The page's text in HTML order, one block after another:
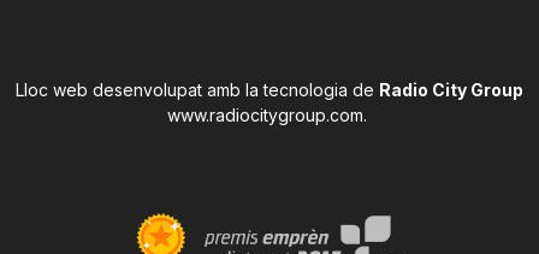
Lloc web desenvolupat amb la tecnologia de Radio City Group
www.radiocitygroup.com.